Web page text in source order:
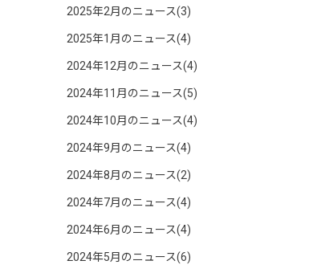
2025年2月のニュース(3)
2025年1月のニュース(4)
2024年12月のニュース(4)
2024年11月のニュース(5)
2024年10月のニュース(4)
2024年9月のニュース(4)
2024年8月のニュース(2)
2024年7月のニュース(4)
2024年6月のニュース(4)
2024年5月のニュース(6)